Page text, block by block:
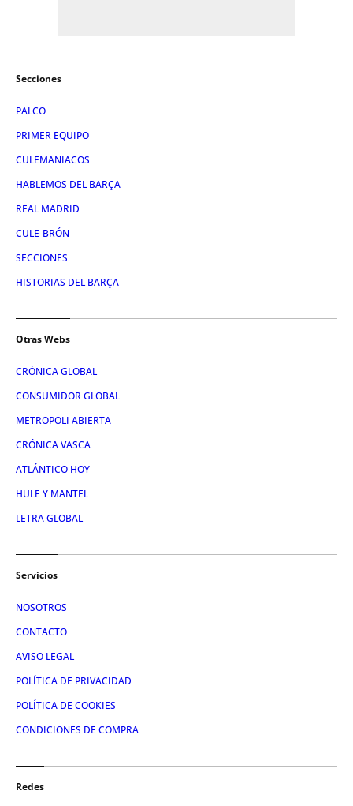
Secciones
PALCO
PRIMER EQUIPO
CULEMANIACOS
HABLEMOS DEL BARÇA
REAL MADRID
CULE-BRÓN
SECCIONES
HISTORIAS DEL BARÇA
Otras Webs
CRÓNICA GLOBAL
CONSUMIDOR GLOBAL
METROPOLI ABIERTA
CRÓNICA VASCA
ATLÁNTICO HOY
HULE Y MANTEL
LETRA GLOBAL
Servicios
NOSOTROS
CONTACTO
AVISO LEGAL
POLÍTICA DE PRIVACIDAD
POLÍTICA DE COOKIES
CONDICIONES DE COMPRA
Redes